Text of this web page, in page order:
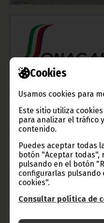
Cookies
Usamos cookies para
Este sitio utiliza
para analizar el tráfico
contenido.
Puedes aceptar todas
botón "Aceptar todas",
pulsando en el botón
configurarlas pulsando
cookies".
Consultar política de